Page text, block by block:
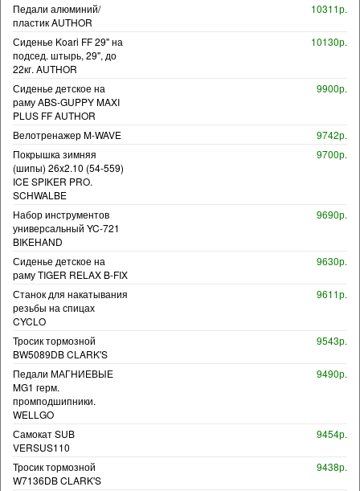
Педали алюминий/
пластик AUTHOR
10311р.
Сиденье Koari FF 29" на
подсед. штырь, 29", до
22кг. AUTHOR
10130р.
Сиденье детское на
раму ABS-GUPPY MAXI
PLUS FF AUTHOR
9900р.
Велотренажер M-WAVE
9742р.
Покрышка зимняя
(шипы) 26x2.10 (54-559)
ICE SPIKER PRO.
SCHWALBE
9700р.
Набор инструментов
универсальный YC-721
BIKEHAND
9690р.
Сиденье детское на
раму TIGER RELAX B-FIX
9630р.
Станок для накатывания
резьбы на спицах
CYCLO
9611р.
Тросик тормозной
BW5089DB CLARK'S
9543р.
Педали МАГНИЕВЫЕ
MG1 герм.
промподшипники.
WELLGO
9490р.
Самокат SUB
VERSUS110
9454р.
Тросик тормозной
W7136DB CLARK'S
9438р.